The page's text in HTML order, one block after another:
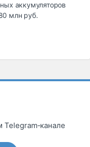
аккумуляторов
млн руб.